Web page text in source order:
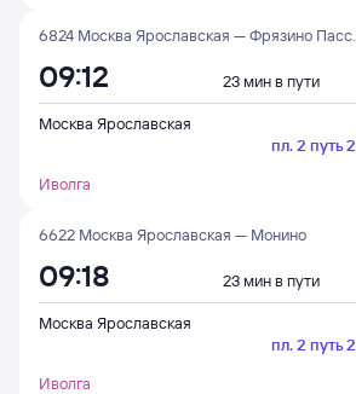
6824 Москва Ярославская — Фрязино Пасс.
09:12 23 мин в пути
Москва Ярославская
пл. 2 путь 2
Иволга
6622 Москва Ярославская — Монино
09:18 23 мин в пути
Москва Ярославская
пл. 2 путь 2
Иволга